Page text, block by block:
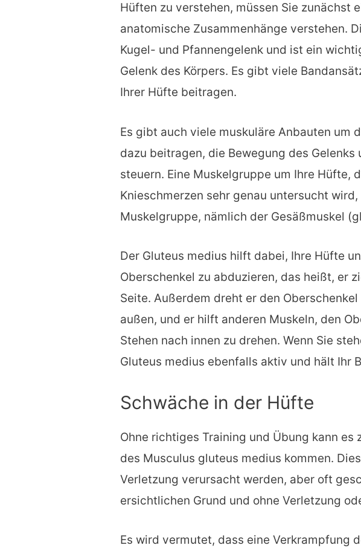
Hüften zu verstehen, müssen Sie zunächst
anatomische Zusammenhänge verstehen.
Kugel- und Pfannengelenk und ist ein
Gelenk des Körpers. Es gibt viele
Ihrer Hüfte beitragen.
Es gibt auch viele muskuläre Anbauten um
dazu beitragen, die Bewegung des Gelenks
steuern. Eine Muskelgruppe um Ihre Hüfte,
Knieschmerzen sehr genau untersucht
Muskelgruppe, nämlich der Gesäßmuskel
Der Gluteus medius hilft dabei, Ihre Hüfte
Oberschenkel zu abduzieren, das heißt, er
Seite. Außerdem dreht er den
außen, und er hilft anderen Muskeln, den
Stehen nach innen zu drehen. Wenn Sie
Gluteus medius ebenfalls aktiv und hält Ihr
Schwäche in der Hüfte
Ohne richtiges Training und Übung kann es
des Musculus gluteus medius kommen.
Verletzung verursacht werden, aber oft
ersichtlichen Grund und ohne Verletzung
Es wird vermutet, dass eine Verkrampfung